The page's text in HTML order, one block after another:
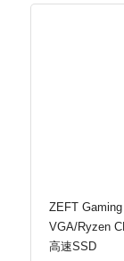
ZEFT
VGA/Ryzen
高速SSD